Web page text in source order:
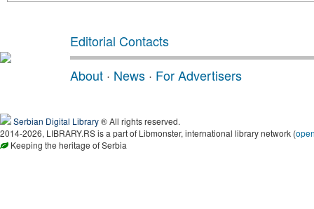
Editorial Contacts
About · News · For Advertisers
Serbian Digital Library® All rights reserved.
2014-2026, LIBRARY.RS is a part of Libmonster, international library network (
Keeping the heritage of Serbia